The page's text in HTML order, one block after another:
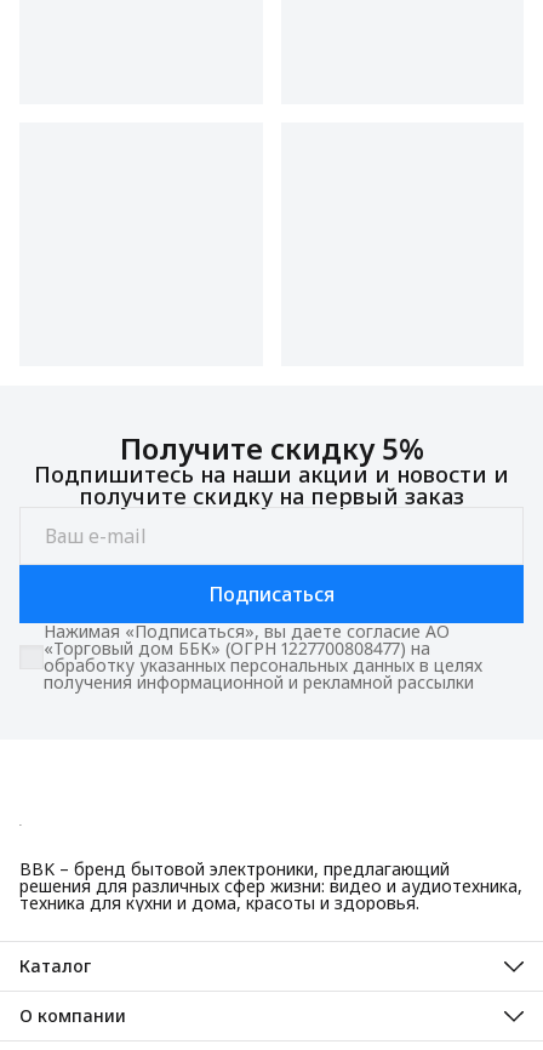
Получите скидку 5%
Подпишитесь на наши акции и новости и
получите скидку на первый заказ
Подписаться
Нажимая «Подписаться», вы даете согласие АО
«Торговый дом ББК» (ОГРН 1227700808477) на
обработку указанных персональных данных в целях
получения информационной и рекламной рассылки
BBK – бренд бытовой электроники, предлагающий
решения для различных сфер жизни: видео и аудиотехника,
техника для кухни и дома, красоты и здоровья.
Каталог
Красота и здоровье
Техника для кухни
О компании